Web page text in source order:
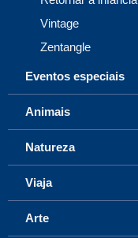
Vintage
Zentangle
Eventos especiais
Animais
Natureza
Viaja
Arte